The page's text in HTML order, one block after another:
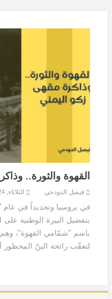
القهوة والثورة..
فيصل الدودحي الثلاثاء, 24 شباط 2026
بتفضيل البيرة الوطنية على
باسم "شمّامي القهوة"،
لتعقّب رائحة البنّ المحظور